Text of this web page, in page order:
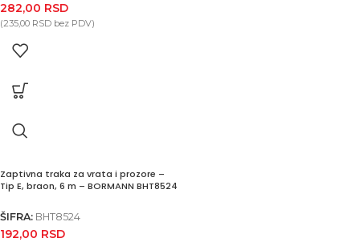
282,00 RSD
(235,00 RSD bez PDV)
Zaptivna traka za vrata i prozore –
Tip E, braon, 6 m – BORMANN BHT8524
ŠIFRA: BHT8524
192,00 RSD